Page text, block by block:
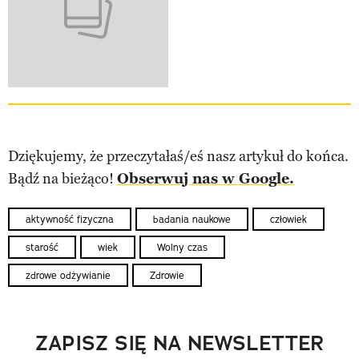
Dziękujemy, że przeczytałaś/eś nasz artykuł do końca.
Bądź na bieżąco! Obserwuj nas w Google.
aktywność fizyczna badania naukowe człowiek
starość wiek Wolny czas
zdrowe odżywianie Zdrowie
ZAPISZ SIĘ NA NEWSLETTER